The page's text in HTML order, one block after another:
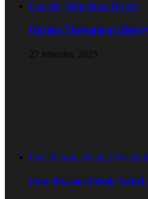
Duvalin Throughout History
Duvalin Throughout History
27 februára, 2025
Four Reasons People Switch
Four Reasons People